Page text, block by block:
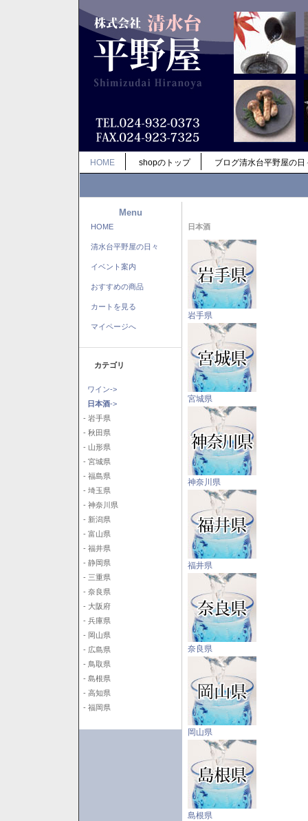
HOME shopのトップ ブログ清水台平野屋の日
Menu
HOME
清水台平野屋の日々
イベント案内
おすすめの商品
カートを見る
マイページへ
カテゴリ
ワイン->
日本酒->
- 岩手県
- 秋田県
- 山形県
- 宮城県
- 福島県
- 埼玉県
- 神奈川県
- 新潟県
- 富山県
- 福井県
- 静岡県
- 三重県
- 奈良県
- 大阪府
- 兵庫県
- 岡山県
- 広島県
- 鳥取県
- 島根県
- 高知県
- 福岡県
日本酒
岩手県
宮城県
神奈川県
福井県
奈良県
岡山県
島根県